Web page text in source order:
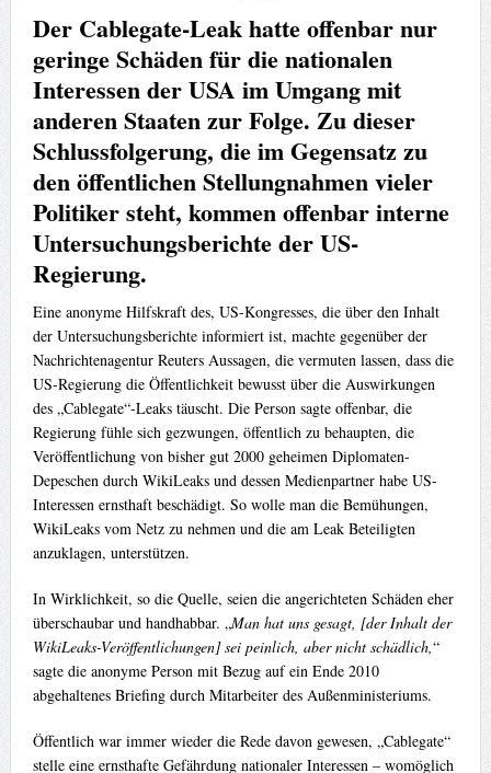
Der Cablegate-Leak hatte offenbar nur
geringe Schäden für die nationalen
Interessen der USA im Umgang mit
anderen Staaten zur Folge. Zu dieser
Schlussfolgerung, die im Gegensatz zu
den öffentlichen Stellungnahmen vieler
Politiker steht, kommen offenbar interne
Untersuchungsberichte der US-
Regierung.
Eine anonyme Hilfskraft des, US-Kongresses, die über den Inhalt
der Untersuchungsberichte informiert ist, machte gegenüber der
Nachrichtenagentur Reuters Aussagen, die vermuten lassen, dass die
US-Regierung die Öffentlichkeit bewusst über die Auswirkungen
des „Cablegate“-Leaks täuscht. Die Person sagte offenbar, die
Regierung fühle sich gezwungen, öffentlich zu behaupten, die
Veröffentlichung von bisher gut 2000 geheimen Diplomaten-
Depeschen durch WikiLeaks und dessen Medienpartner habe US-
Interessen ernsthaft beschädigt. So wolle man die Bemühungen,
WikiLeaks vom Netz zu nehmen und die am Leak Beteiligten
anzuklagen, unterstützen.
In Wirklichkeit, so die Quelle, seien die angerichteten Schäden eher
überschaubar und handhabbar. „Man hat uns gesagt, [der Inhalt der
WikiLeaks-Veröffentlichungen] sei peinlich, aber nicht schädlich,“
sagte die anonyme Person mit Bezug auf ein Ende 2010
abgehaltenes Briefing durch Mitarbeiter des Außenministeriums.
Öffentlich war immer wieder die Rede davon gewesen, „Cablegate“
stelle eine ernsthafte Gefährdung nationaler Interessen – womöglich